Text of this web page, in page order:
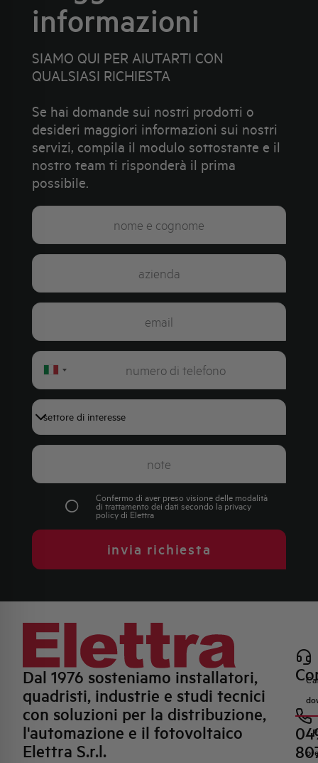
informazioni
SIAMO QUI PER AIUTARTI CON
QUALSIASI RICHIESTA
Se hai domande sui nostri prodotti o
desideri maggiori informazioni sui nostri
servizi, compila il modulo sottostante e il
nostro team ti risponderà il prima
possibile.
Italy
Confermo di aver preso visione delle modalità
di trattamento dei dati secondo la privacy
policydi Elettra
invia richiesta
Dal 1976 sosteniamo installatori,
quadristi, industrie e studi tecnici
con soluzioni per la distribuzione,
l'automazione e il fotovoltaico
Elettra S.r.l.